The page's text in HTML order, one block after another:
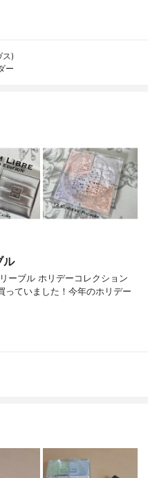
ス)
ー
ル
ーブル ホリデーコレクション
ていました！今年のホリデー